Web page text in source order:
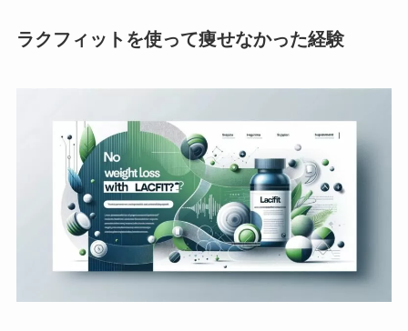
ラクフィットを使って痩せなかった経験